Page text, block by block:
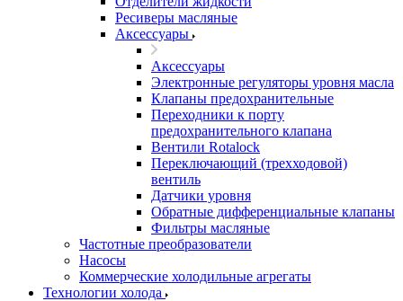
Ресиверы масляные
Аксессуары
Аксессуары
Электронные регуляторы уровня масла
Клапаны предохранительные
Переходники к порту
предохранительного клапана
Вентили Rotalock
Переключающий (трехходовой)
вентиль
Датчики уровня
Обратные дифференциальные клапаны
Фильтры масляные
Частотные преобразователи
Насосы
Коммерческие холодильные агрегаты
Технологии холода